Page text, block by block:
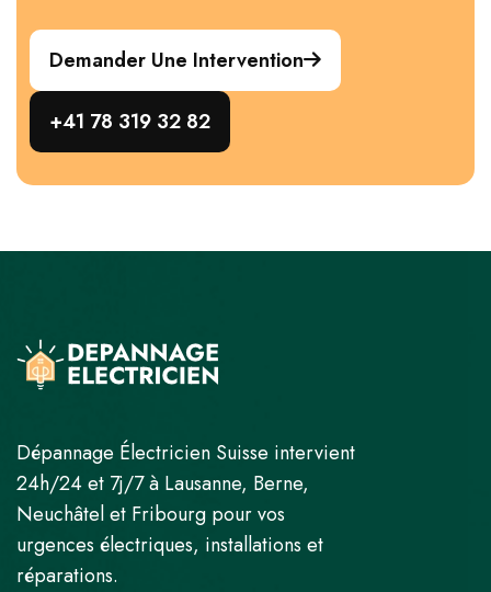
Demander Une Intervention
+41 78 319 32 82
Dépannage Électricien Suisse intervient
24h/24 et 7j/7 à Lausanne, Berne,
Neuchâtel et Fribourg pour vos
urgences électriques, installations et
réparations.